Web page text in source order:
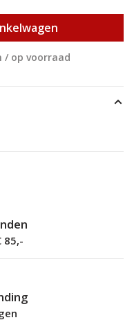
/ op voorraad
85,-